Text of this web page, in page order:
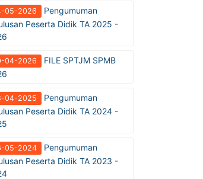
05-2026
Pengumuman
Peserta Didik TA 2025 -
04-2026
FILE SPTJM SPMB
04-2025
Pengumuman
Peserta Didik TA 2024 -
05-2024
Pengumuman
Peserta Didik TA 2023 -